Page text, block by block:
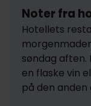
Noter fra
Hotellets
søndag
en flaske vin
på den anden